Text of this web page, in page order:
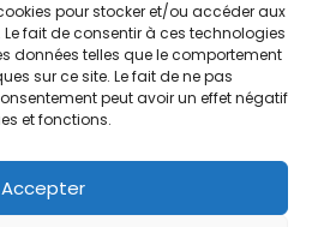
pour stocker et/ou accéder aux
fait de consentir à ces technologies
données telles que le comportement
sur ce site. Le fait de ne pas
peut avoir un effet négatif
et fonctions.
Accepter
vente